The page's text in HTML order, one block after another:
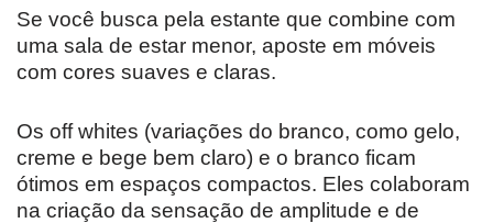
Se você busca pela estante que combine com
uma sala de estar menor, aposte em móveis
com cores suaves e claras.
Os off whites (variações do branco, como gelo,
creme e bege bem claro) e o branco ficam
ótimos em espaços compactos. Eles colaboram
na criação da sensação de amplitude e de